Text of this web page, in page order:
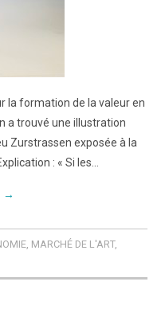
la formation de la valeur en
a trouvé une illustration
Zurstrassen exposée à la
: « Si les…
→
, MARCHÉ DE L'ART,